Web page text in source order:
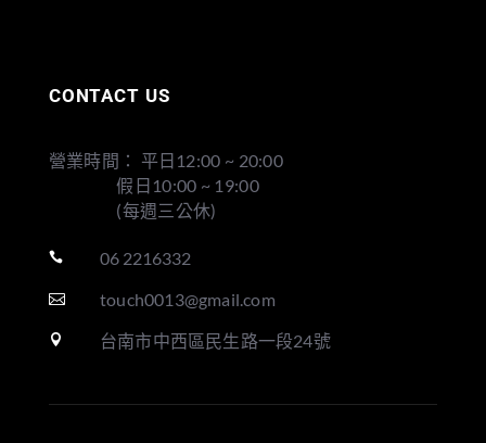
CONTACT US
營業時間： 平日12:00 ~ 20:00
假日10:00 ~ 19:00
(每週三公休)
 06 2216332
 touch0013@gmail.com
 台南市中西區民生路一段24號